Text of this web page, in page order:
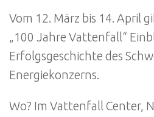
Vom 12. März bis 14. April
„100 Jahre Vattenfall“
Erfolgsgeschichte des
Energiekonzerns.
Wo? Im Vattenfall Center,